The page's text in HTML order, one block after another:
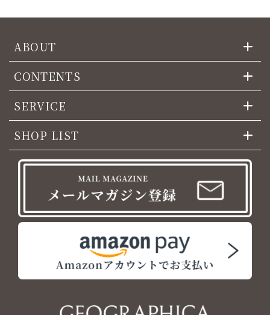
ABOUT
CONTENTS
SERVICE
SHOP LIST